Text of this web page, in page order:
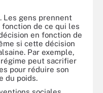
Les gens prennent
de ce qui les
en fonction de
si cette décision
Par exemple,
peut sacrifier
pour réduire son
du poids.